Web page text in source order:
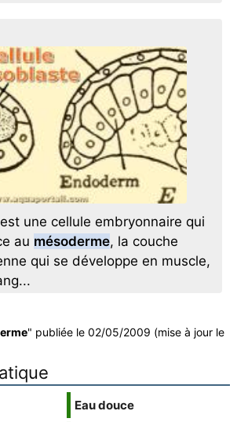
une cellule embryonnaire qui
au mésoderme, la couche
qui se développe en muscle,
" publiée le 02/05/2009 (mise à jour le
Eau douce